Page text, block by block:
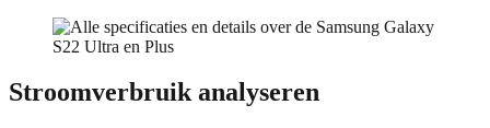
Stroomverbruik analyseren